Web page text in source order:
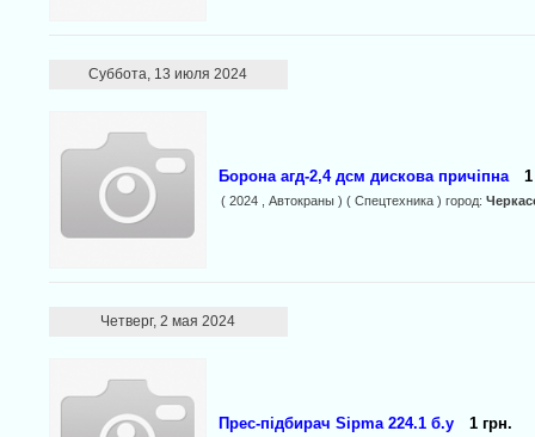
Суббота, 13 июля 2024
Борона агд-2,4 дсм дискова причіпна
( 2024 , Автокраны ) ( Спецтехника ) город:
Четверг, 2 мая 2024
Прес-підбирач Sipma 224.1 б.у 1 грн.